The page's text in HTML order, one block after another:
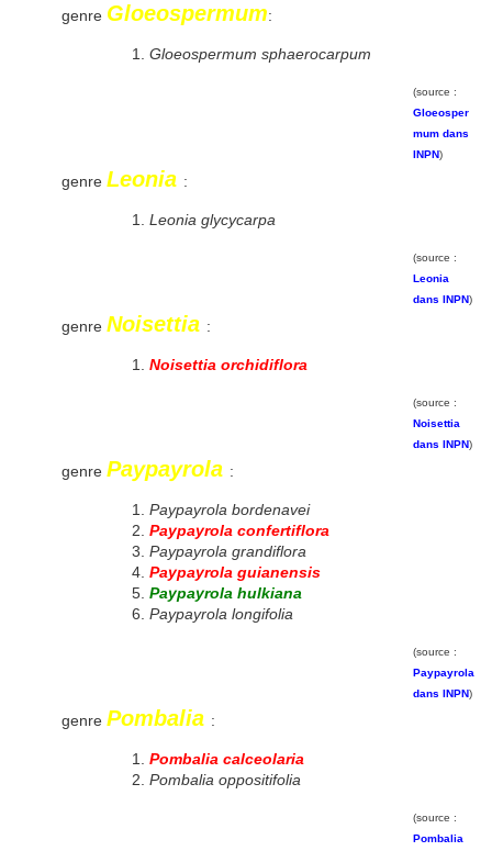
genre Gloeospermum:
Gloeospermum sphaerocarpum
(source :
Gloeosper
mum dans
INPN)
genre Leonia :
Leonia glycycarpa
(source :
Leonia
dans INPN)
genre Noisettia :
Noisettia orchidiflora
(source :
Noisettia
dans INPN)
genre Paypayrola :
Paypayrola bordenavei
Paypayrola confertiflora
Paypayrola grandiflora
Paypayrola guianensis
Paypayrola hulkiana
Paypayrola longifolia
(source :
Paypayrola
dans INPN)
genre Pombalia :
Pombalia calceolaria
Pombalia oppositifolia
(source :
Pombalia